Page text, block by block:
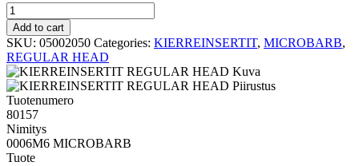
MICROBARB
REGULAR
HEAD
0006M6
MICROBARB
quantity
Add to cart
SKU: 05002050 Categories: KIERREINSERTIT, MICROBARB,
REGULAR HEAD
Tuotenumero
80157
Nimitys
0006M6 MICROBARB
Tuote